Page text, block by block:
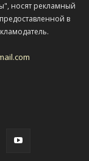
носят рекламный
в